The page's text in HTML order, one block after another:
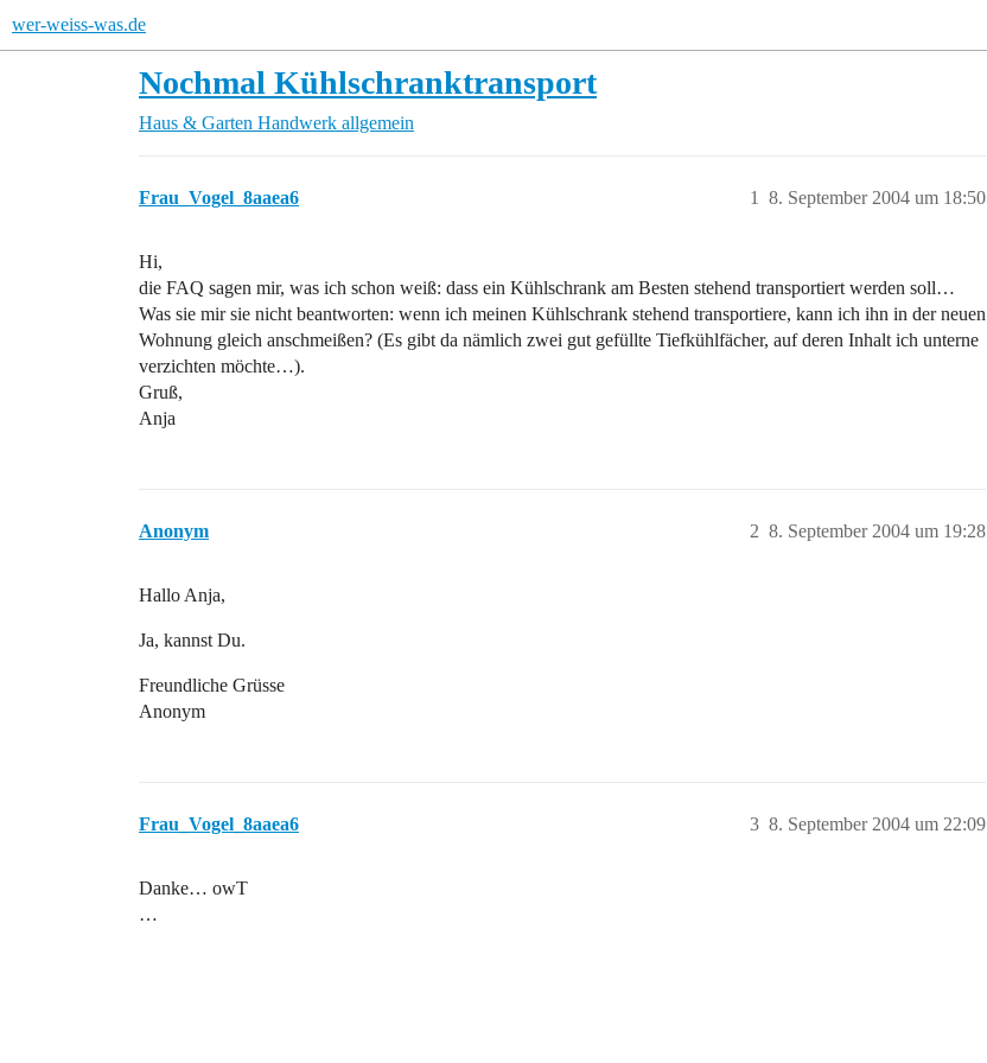
wer-weiss-was.de
Nochmal Kühlschranktransport
Haus & Garten Handwerk allgemein
Frau_Vogel_8aaea6 8. September 2004 um 18:50
1
Hi,
die FAQ sagen mir, was ich schon weiß: dass ein Kühlschrank am Besten stehend transportiert werden soll…
Was sie mir sie nicht beantworten: wenn ich meinen Kühlschrank stehend transportiere, kann ich ihn in der neuen
Wohnung gleich anschmeißen? (Es gibt da nämlich zwei gut gefüllte Tiefkühlfächer, auf deren Inhalt ich unterne
verzichten möchte…).
Gruß,
Anja
Anonym 8. September 2004 um 19:28
2
Hallo Anja,
Ja, kannst Du.
Freundliche Grüsse
Anonym
Frau_Vogel_8aaea6 8. September 2004 um 22:09
3
Danke… owT
…